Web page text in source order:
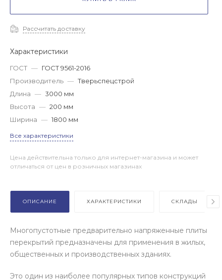
Рассчитать доставку
Характеристики
ГОСТ — ГОСТ 9561-2016
Производитель — Тверьспецстрой
Длина — 3000 мм
Высота — 200 мм
Ширина — 1800 мм
Все характеристики
Цена действительна только для интернет-магазина и может
отличаться от цен в розничных магазинах
ОПИСАНИЕ ХАРАКТЕРИСТИКИ СКЛАДЫ
Многопустотные предварительно напряженные плиты
перекрытий предназначены для применения в жилых,
общественных и производственных зданиях.
Это один из наиболее популярных типов конструкций